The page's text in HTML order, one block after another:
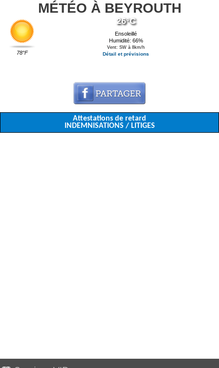
MÉTÉO À BEYROUTH
78°F
26°C
Ensoleillé
Humidité: 66%
Vent: SW à 8km/h
Détail et prévisions
Attestations de retard
INDEMNISATIONS / LITIGES